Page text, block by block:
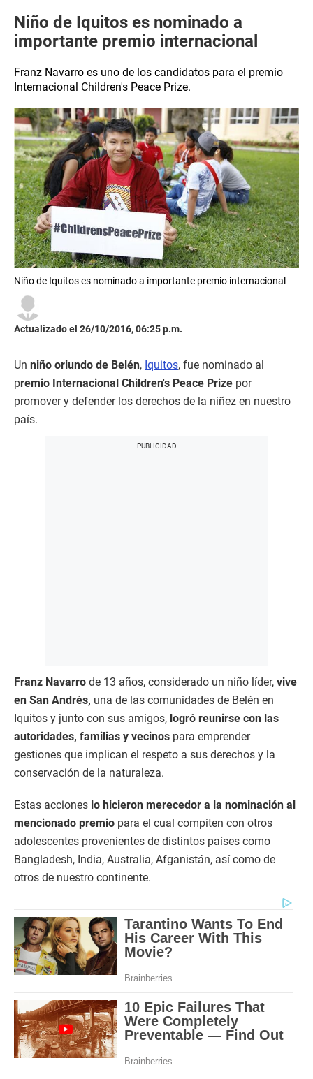
Niño de Iquitos es nominado a
importante premio internacional
Franz Navarro es uno de los candidatos para el premio
Internacional Children's Peace Prize.
Niño de Iquitos es nominado a importante premio internacional
Actualizado el 26/10/2016, 06:25 p.m.
Un niño oriundo de Belén, Iquitos, fue nominado al
premio Internacional Children's Peace Prize por
promover y defender los derechos de la niñez en nuestro
país.
Franz Navarro de 13 años, considerado un niño líder, vive
en San Andrés, una de las comunidades de Belén en
Iquitos y junto con sus amigos, logró reunirse con las
autoridades, familias y vecinos para emprender
gestiones que implican el respeto a sus derechos y la
conservación de la naturaleza.
Estas acciones lo hicieron merecedor a la nominación al
mencionado premio para el cual compiten con otros
adolescentes provenientes de distintos países como
Bangladesh, India, Australia, Afganistán, así como de
otros de nuestro continente.